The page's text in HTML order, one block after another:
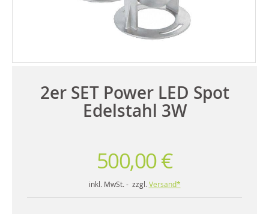
2er SET Power LED Spot
Edelstahl 3W
500,00 €
inkl. MwSt. - zzgl. Versand*